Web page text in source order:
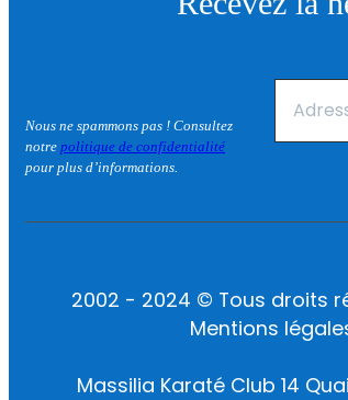
Nous ne spammons pas ! Consultez
notre politique de confidentialité
pour plus d’informations.
2002 - 2024 © Tous droits
Mentions
Massilia Karaté Club 14